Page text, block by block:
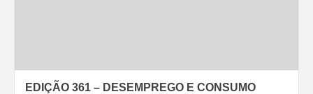
EDIÇÃO 361 – DESEMPREGO E CONSUMO